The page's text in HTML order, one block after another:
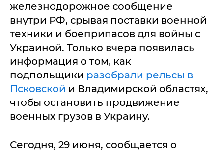
железнодорожное сообщение
внутри РФ, срывая поставки военной
техники и боеприпасов для войны с
Украиной. Только вчера появилась
информация о том, как
подпольщики разобрали рельсы в
Псковской и Владимирской областях,
чтобы остановить продвижение
военных грузов в Украину.
Сегодня, 29 июня, сообщается о